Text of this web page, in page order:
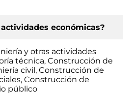
económicas?
y otras actividades
técnica, Construcción de
civil, Construcción de
Construcción de
público